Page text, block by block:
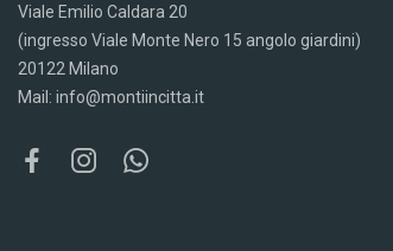
Viale Emilio Caldara 20
(ingresso Viale Monte Nero 15 angolo giardini)
20122 Milano
Mail: info@montiincitta.it